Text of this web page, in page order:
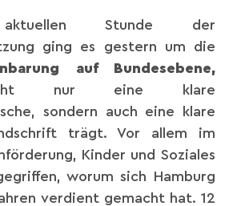
Stunde der
ging es gestern um die
auf Bundesebene,
nur eine klare
sondern auch eine klare
trägt. Vor allem im
Kinder und Soziales
worum sich Hamburg
verdient gemacht hat. 12